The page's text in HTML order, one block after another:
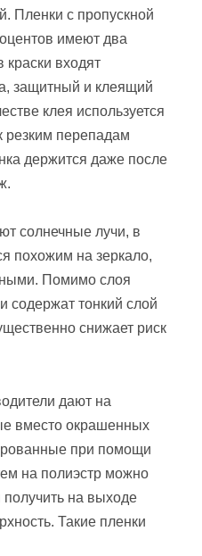
Пленки с пропускной
имеют два
входят
защитный и клеящий
клея используется
резким перепадам
держится даже после
солнечные лучи, в
похожим на зеркало,
Помимо слоя
содержат тонкий слой
снижает риск
дают на
вместо окрашенных
при помощи
на полиэстр можно
на выходе
Такие пленки